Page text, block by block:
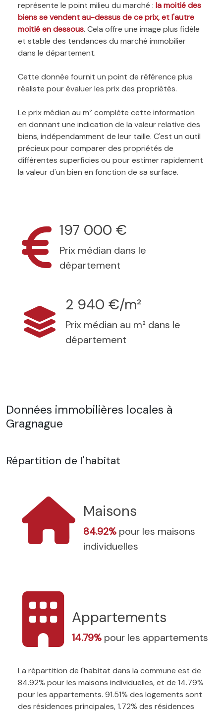
représente le point milieu du marché : la moitié des
biens se vendent au-dessus de ce prix, et l'autre
moitié en dessous. Cela offre une image plus fidèle
et stable des tendances du marché immobilier
dans le département.
Cette donnée fournit un point de référence plus
réaliste pour évaluer les prix des propriétés.
Le prix médian au m² complète cette information
en donnant une indication de la valeur relative des
biens, indépendamment de leur taille. C'est un outil
précieux pour comparer des propriétés de
différentes superficies ou pour estimer rapidement
la valeur d'un bien en fonction de sa surface.
197 000 €
Prix médian dans le
département
2 940 €/m²
Prix médian au m² dans le
département
Données immobilières locales à
Gragnague
Répartition de l'habitat
Maisons
84.92% pour les maisons
individuelles
Appartements
14.79% pour les appartements
La répartition de l'habitat dans la commune est de
84.92% pour les maisons individuelles, et de 14.79%
pour les appartements. 91.51% des logements sont
des résidences principales, 1.72% des résidences